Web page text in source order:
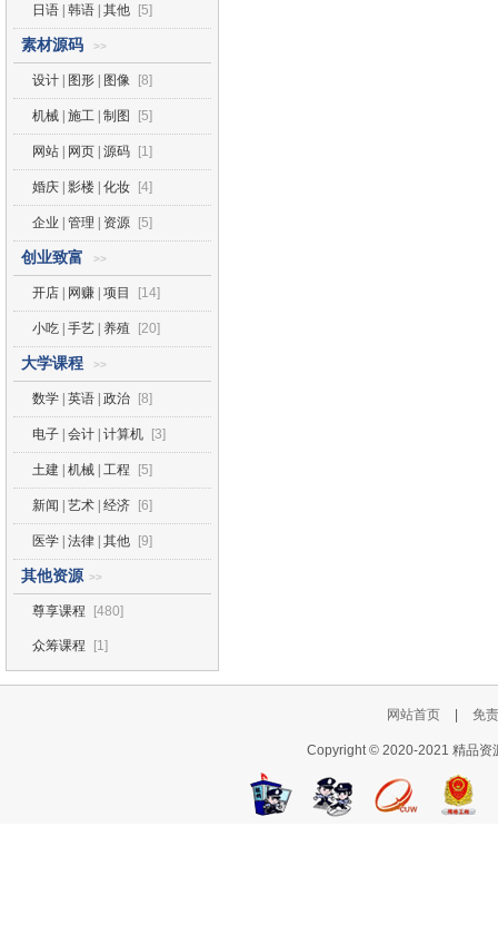
日语 | 韩语 | 其他 [5]
素材源码 >>
设计 | 图形 | 图像 [8]
机械 | 施工 | 制图 [5]
网站 | 网页 | 源码 [1]
婚庆 | 影楼 | 化妆 [4]
企业 | 管理 | 资源 [5]
创业致富 >>
开店 | 网赚 | 项目 [14]
小吃 | 手艺 | 养殖 [20]
大学课程 >>
数学 | 英语 | 政治 [8]
电子 | 会计 | 计算机 [3]
土建 | 机械 | 工程 [5]
新闻 | 艺术 | 经济 [6]
医学 | 法律 | 其他 [9]
其他资源 >>
尊享课程 [480]
众筹课程 [1]
网站首页 免
Copyright © 2020-2021 精品资